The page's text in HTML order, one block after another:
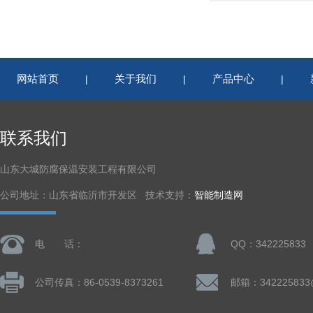
网站首页 | 关于我们 | 产品中心 |
联系我们
山东大城防腐保温安装工程有限公司
公司地址：山东省临沂市开发区 技术支持： 智能制造网
电 话： QQ：342225833
公司传真：86-0539-8373261 邮箱：